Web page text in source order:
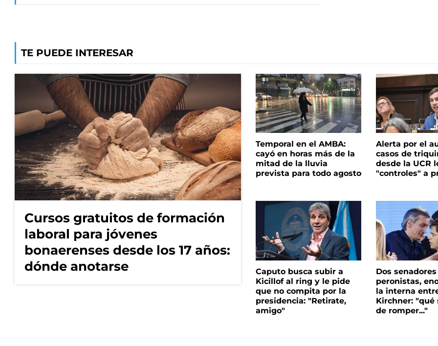
TE PUEDE INTERESAR
Cursos gratuitos de formación
laboral para jóvenes
bonaerenses desde los 17 años:
dónde anotarse
Temporal en el AMBA:
cayó en horas más de la
mitad de la lluvia
prevista para todo agosto
Alerta por el
casos de
desde la UCR
"controles" a
Caputo busca subir a
Kicillof al ring y le pide
que no compita por la
presidencia: "Retirate,
amigo"
Dos senadores
peronistas,
la interna
Kirchner: "qué
de romper..."